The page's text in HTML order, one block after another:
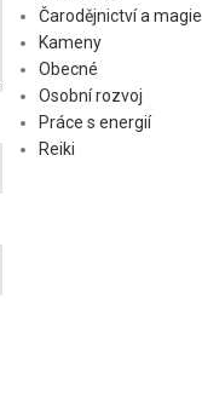
Čarodějnictví a magie
Kameny
Obecné
Osobní rozvoj
Práce s energií
Reiki